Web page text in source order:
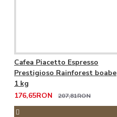
Cafea Piacetto Espresso
Prestigioso Rainforest boabe
1 kg
176,65RON
207,81RON